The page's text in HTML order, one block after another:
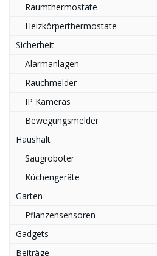
Raumthermostate
Heizkörperthermostate
Sicherheit
Alarmanlagen
Rauchmelder
IP Kameras
Bewegungsmelder
Haushalt
Saugroboter
Küchengeräte
Garten
Pflanzensensoren
Gadgets
Beiträge